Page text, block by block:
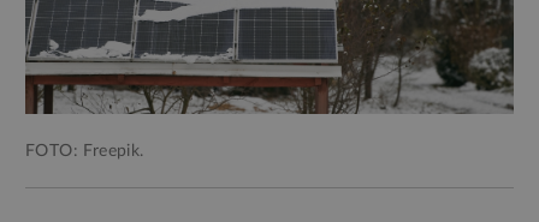
FOTO: Freepik.